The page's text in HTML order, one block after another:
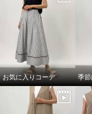
お気に入りコーデ 季